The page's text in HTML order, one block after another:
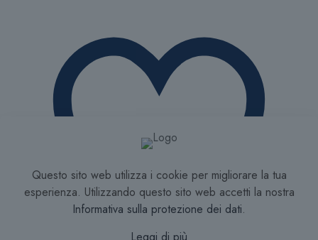
Questo sito web utilizza i cookie per migliorare la tua
esperienza. Utilizzando questo sito web accetti la nostra
Informativa sulla protezione dei dati.